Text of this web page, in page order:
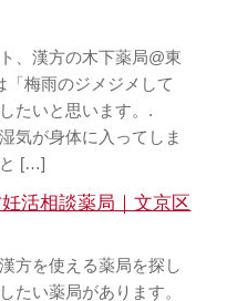
、漢方の木下薬局@東
「梅雨のジメジメして
たいと思います。.
気が身体に入ってしま
[…]
活相談薬局｜文京区
方を使える薬局を探し
たい薬局があります。